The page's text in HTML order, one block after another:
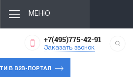
МЕНЮ
+7(495)775-42-91
Заказать звонок
В B2B-ПОРТАЛ